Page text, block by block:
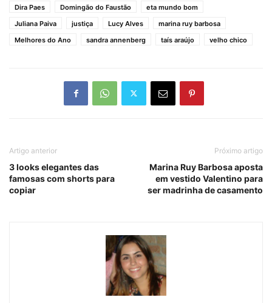
Dira Paes
Domingão do Faustão
eta mundo bom
Juliana Paiva
justiça Lucy Alves
marina ruy barbosa
Melhores do Ano
sandra annenberg taís araújo velho chico
Artigo anterior
3 looks elegantes das
famosas com shorts para
copiar
Próximo artigo
Marina Ruy Barbosa aposta
em vestido Valentino para
ser madrinha de casamento